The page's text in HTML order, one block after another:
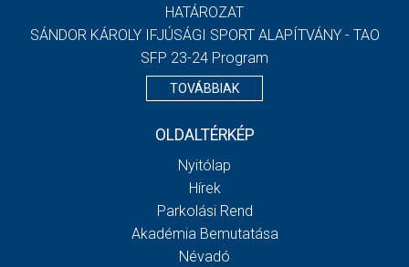
HATÁROZAT
SÁNDOR KÁROLY IFJÚSÁGI SPORT ALAPÍTVÁNY - TAO
SFP 23-24 Program
TOVÁBBIAK
OLDALTÉRKÉP
Nyitólap
Hírek
Parkolási Rend
Akadémia Bemutatása
Névadó